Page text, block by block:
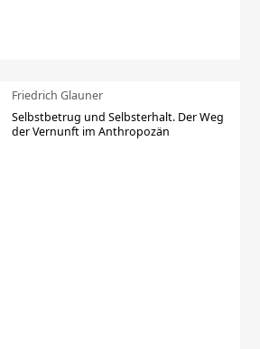
Friedrich Glauner
Selbstbetrug und Selbsterhalt. Der Weg
der Vernunft im Anthropozän